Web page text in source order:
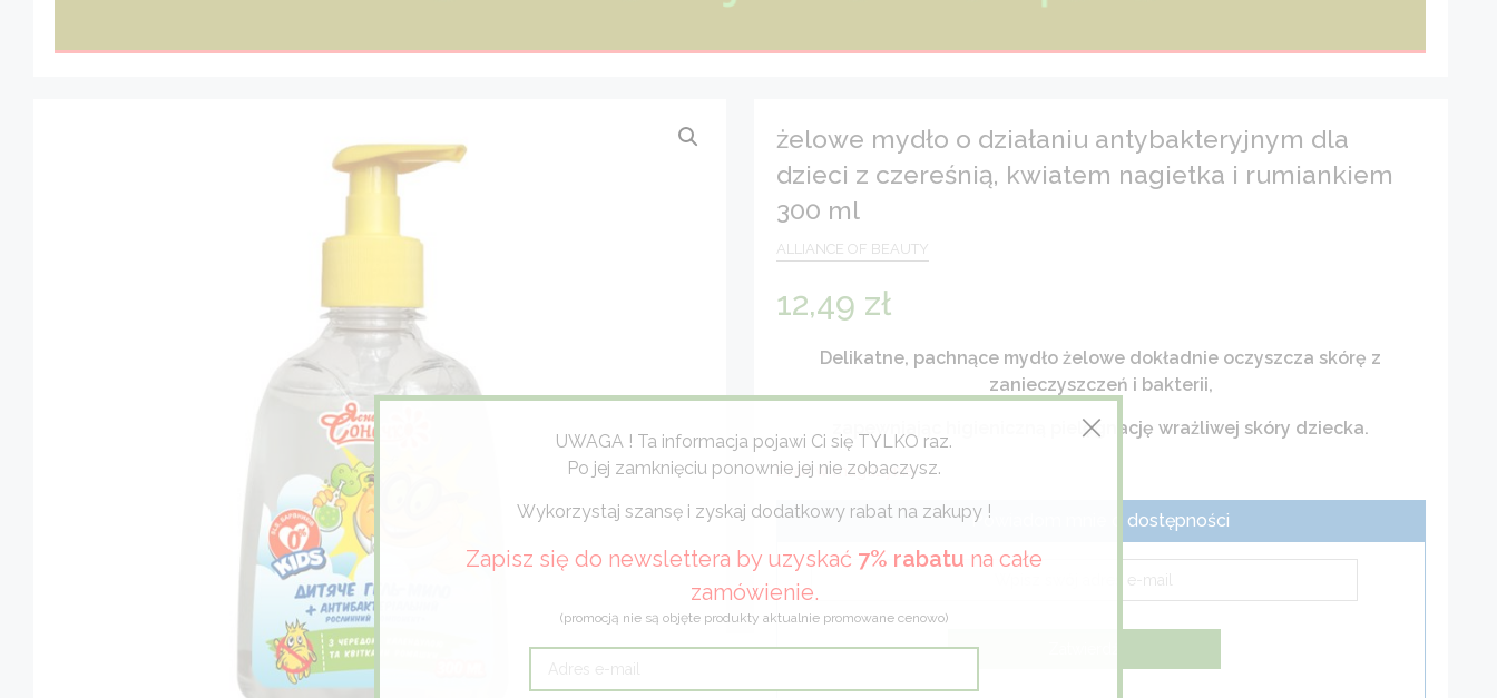
żelowe mydło o działaniu antybakteryjnym dla
dzieci z czereśnią, kwiatem nagietka i rumiankiem
300 ml
ALLIANCE OF BEAUTY
12,49 zł
Delikatne, pachnące mydło żelowe dokładnie oczyszcza skórę z
zanieczyszczeń i bakterii,
zapewniając higieniczną pielęgnację wrażliwej skóry dziecka.
Brak w magazynie
Powiadom mnie o dostępności
UWAGA ! Ta informacja pojawi Ci się TYLKO raz.
Po jej zamknięciu ponownie jej nie zobaczysz.
Wykorzystaj szansę i zyskaj dodatkowy rabat na zakupy !
Zapisz się do newslettera by uzyskać 7% rabatu na całe
zamówienie.
(promocją nie są objęte produkty aktualnie promowane cenowo)